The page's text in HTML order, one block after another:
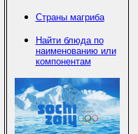
Страны магриба
Найти блюда по
наименованию или
компонентам